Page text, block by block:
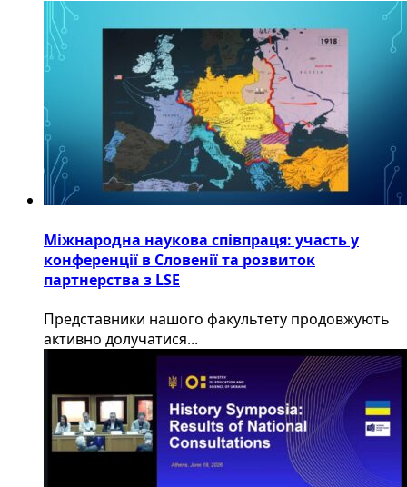
Міжнародна наукова співпраця: участь у
конференції в Словенії та розвиток
партнерства з LSE
​Представники нашого факультету продовжують
активно долучатися...